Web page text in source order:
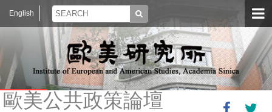
English
歐美公共政策論壇